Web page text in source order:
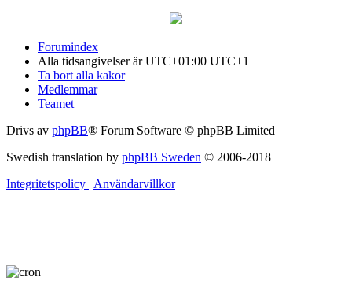
Forumindex
Alla tidsangivelser är UTC+01:00 UTC+1
Ta bort alla kakor
Medlemmar
Teamet
Drivs av phpBB® Forum Software © phpBB Limited
Swedish translation by phpBB Sweden © 2006-2018
Integritetspolicy | Användarvillkor